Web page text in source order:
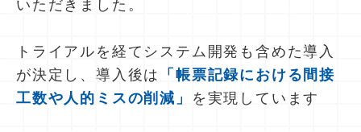
いただきました。
トライアルを経てシステム開発も含めた導入
が決定し、導入後は
「帳票記録における間接
工数や人的ミスの削減」
を実現しています